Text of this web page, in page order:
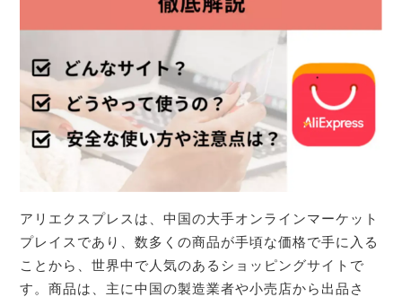
アリエクスプレスは、中国の大手オンラインマーケット
プレイスであり、数多くの商品が手頃な価格で手に入る
ことから、世界中で人気のあるショッピングサイトで
す。商品は、主に中国の製造業者や小売店から出品さ